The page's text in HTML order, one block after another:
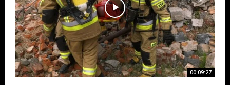
00:09:27